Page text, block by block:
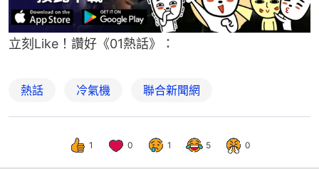
立刻Like！讚好《01熱話》：
熱話 冷氣機 聯合新聞網
1 0 1 5 0